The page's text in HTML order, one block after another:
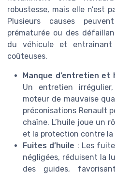
robustesse, mais elle n’est
Plusieurs causes
prématurée ou des
du véhicule et entraînant
coûteuses.
Manque d’entretien
Un entretien
moteur de mauvaise
préconisations Renault
chaîne. L’huile joue un
et la protection contre
Fuites d’huile : Les
négligées, réduisent la
des guides,